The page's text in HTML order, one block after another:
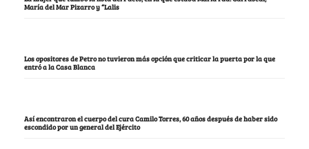
María del Mar Pizarro y “Lalis
Los opositores de Petro no tuvieron más opción que criticar la puerta por la que
entró a la Casa Blanca
Así encontraron el cuerpo del cura Camilo Torres, 60 años después de haber sido
escondido por un general del Ejército